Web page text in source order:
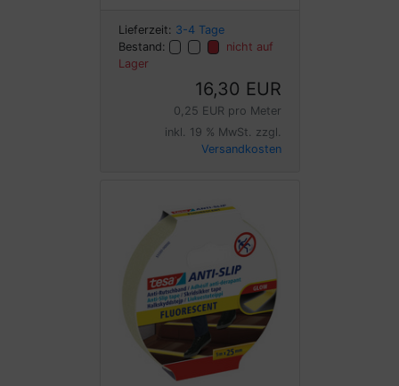
Lieferzeit: 3-4 Tage
Bestand:
nicht auf
Lager
16,30 EUR
0,25 EUR pro Meter
inkl. 19 % MwSt. zzgl.
Versandkosten